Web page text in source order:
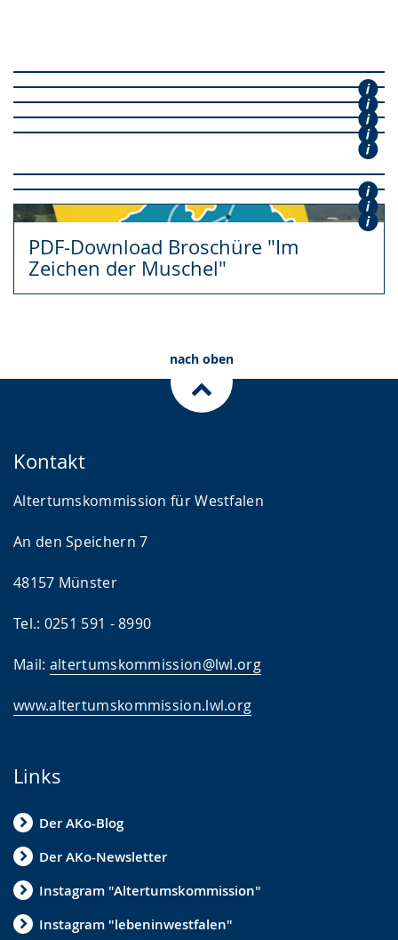
PDF-Liste der "Frühen Burgen in
Westfalen"
PDF-Liste der "Römerlager in
Westfalen"
PDF-Liste der "Megalithgräber in
Westfalen"
PDF-Liste der "Mitteilungen der
Altertumskommission"
der Altertumskommission"
PDF-Download Broschüre "Im
Zeichen der Muschel"
nach oben
Kontakt
Altertumskommission für Westfalen
An den Speichern 7
48157 Münster
Tel.: 0251 591 - 8990
Mail: altertumskommission@lwl.org
www.altertumskommission.lwl.org
Links
Der AKo-Blog
Der AKo-Newsletter
Instagram "Altertumskommission"
Instagram "lebeninwestfalen"